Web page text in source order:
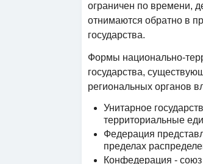
ограничен по времени,
отнимаются обратно в
государства.
Формы национально-
государства,
региональных органов
Унитарное
территориальные
Федерация
пределах
Конфедерация - союз